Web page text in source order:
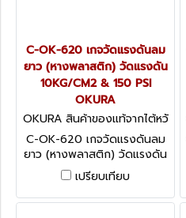
C-OK-620 เกจวัดแรงดันลม
ยาว (หางพลาสติก) วัดแรงดัน
10KG/CM2 & 150 PSI
OKURA
OKURA สินค้าของแท้จากไต้หวั
น C-OK-620
C-OK-620 เกจวัดแรงดันลม
ยาว (หางพลาสติก) วัดแรงดัน
10KG/CM2 & 150 PSI
OKURA
เปรียบเทียบ